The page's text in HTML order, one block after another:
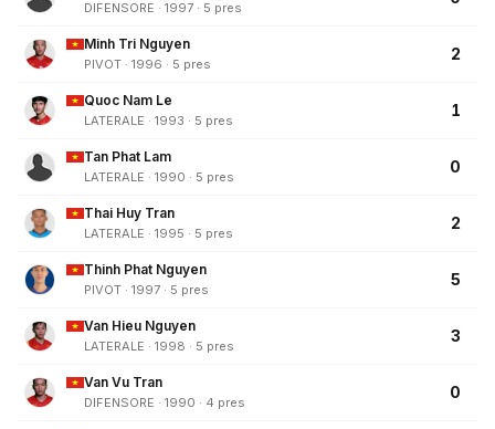
DIFENSORE · 1997 · 5 pres
Minh Tri Nguyen
PIVOT · 1996 · 5 pres
2
Quoc Nam Le
LATERALE · 1993 · 5 pres
1
Tan Phat Lam
LATERALE · 1990 · 5 pres
0
Thai Huy Tran
LATERALE · 1995 · 5 pres
2
Thinh Phat Nguyen
PIVOT · 1997 · 5 pres
5
Van Hieu Nguyen
LATERALE · 1998 · 5 pres
3
Van Vu Tran
DIFENSORE · 1990 · 4 pres
0